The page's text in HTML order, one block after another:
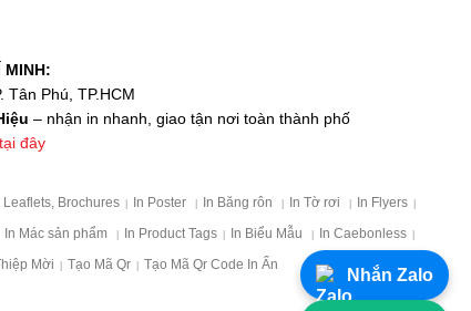
MINH:
Tân Phú, TP.HCM
– nhận in nhanh, giao tận nơi toàn thành phố
đây
Leaflets, Brochures In Poster In Băng rôn In Tờ rơi In Flyers
In Mác sản phẩm In Product Tags In Biểu Mẫu In Caebonless
Mời Tạo Mã Qr Tạo Mã Qr Code In Ấn
Nhắn Zalo